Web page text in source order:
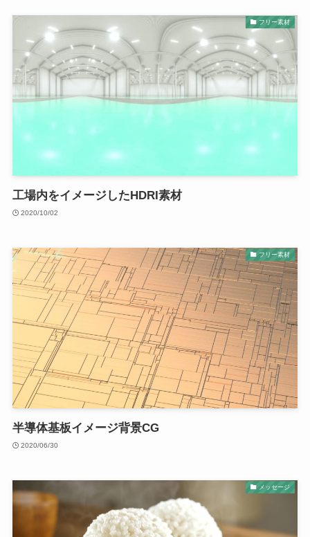
フリー素材
工場内をイメージしたHDRI素材
2020/10/02
フリー素材
半導体基板イメージ背景CG
2020/06/30
メッセージ